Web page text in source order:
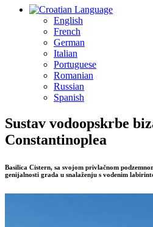
Language
English
French
German
Italian
Portuguese
Romanian
Russian
Spanish
Sustav vodoopskrbe
Constantinoplea
Basilica Cistern, sa svojom privlačnom
genijalnosti grada u snalaženju s vodenim